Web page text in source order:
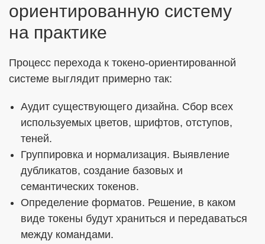
ориентированную систему
на практике
Процесс перехода к токено-ориентированной
системе выглядит примерно так:
Аудит существующего дизайна. Сбор всех
используемых цветов, шрифтов, отступов,
теней.
Группировка и нормализация. Выявление
дубликатов, создание базовых и
семантических токенов.
Определение форматов. Решение, в каком
виде токены будут храниться и передаваться
между командами.